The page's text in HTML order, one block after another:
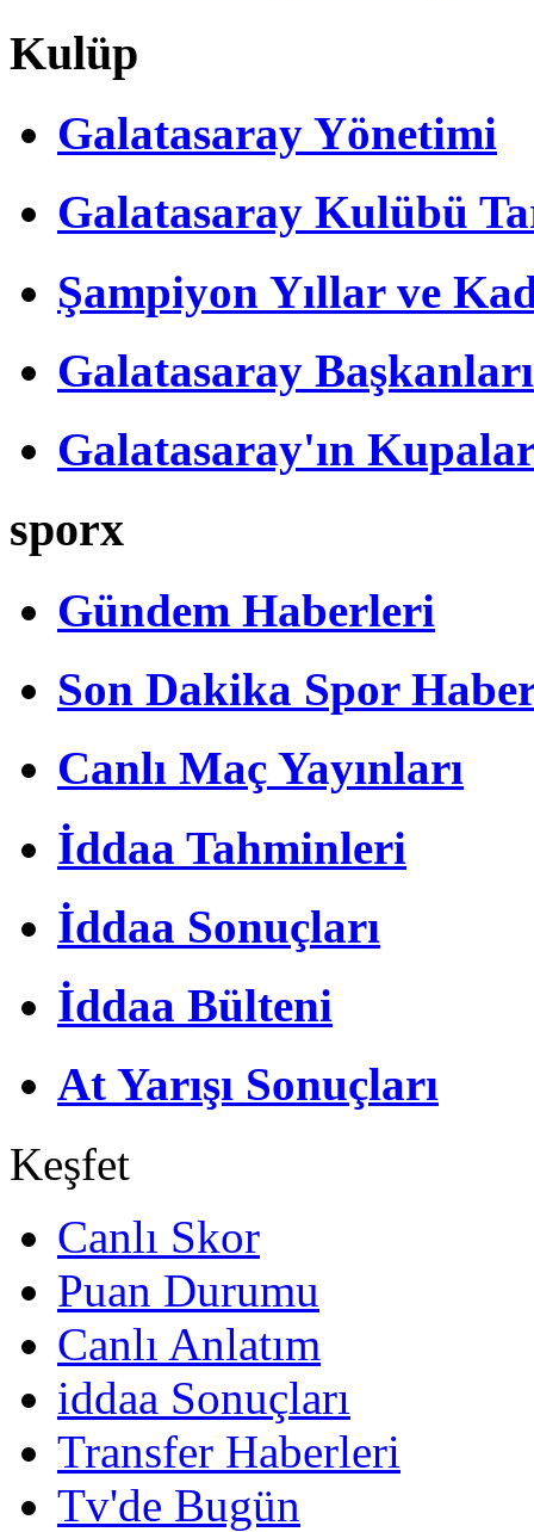
Kulüp
Galatasaray Yönetimi
Galatasaray Kulübü
Şampiyon Yıllar ve
Galatasaray Başkanları
Galatasaray'ın
sporx
Gündem Haberleri
Son Dakika Spor
Canlı Maç Yayınları
İddaa Tahminleri
İddaa Sonuçları
İddaa Bülteni
At Yarışı Sonuçları
Keşfet
Canlı Skor
Puan Durumu
Canlı Anlatım
iddaa Sonuçları
Transfer Haberleri
Tv'de Bugün